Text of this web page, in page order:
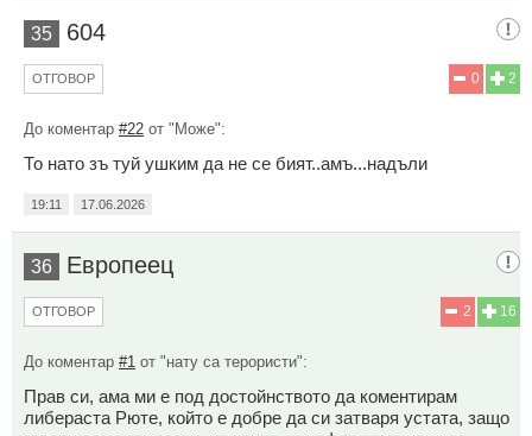
35 604
2
0
ОТГОВОР
До коментар #22 от "Може":
То нато зъ туй ушким да не се бият..амъ...надъли
19:11 17.06.2026
36 Европеец
16
2
ОТГОВОР
До коментар #1 от "нату са терористи":
Прав си, ама ми е под достойнството да коментирам
либераста Рюте, който е добре да си затваря устата, защо